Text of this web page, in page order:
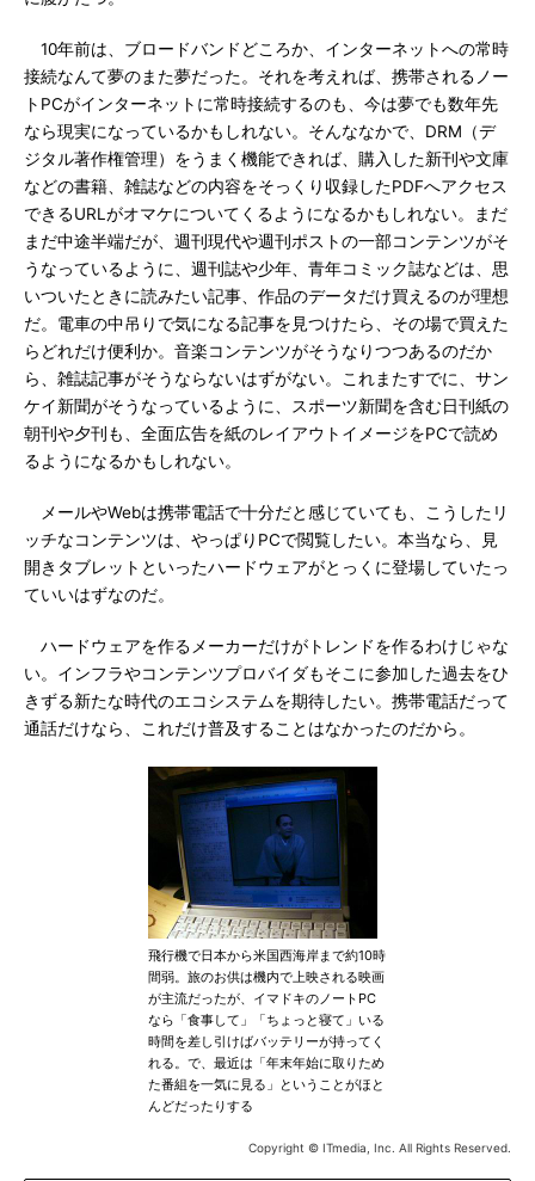
10年前は、ブロードバンドどころか、インターネットへの常時
接続なんて夢のまた夢だった。それを考えれば、携帯されるノー
トPCがインターネットに常時接続するのも、今は夢でも数年先
なら現実になっているかもしれない。そんななかで、DRM（デ
ジタル著作権管理）をうまく機能できれば、購入した新刊や文庫
などの書籍、雑誌などの内容をそっくり収録したPDFへアクセス
できるURLがオマケについてくるようになるかもしれない。まだ
まだ中途半端だが、週刊現代や週刊ポストの一部コンテンツがそ
うなっているように、週刊誌や少年、青年コミック誌などは、思
いついたときに読みたい記事、作品のデータだけ買えるのが理想
だ。電車の中吊りで気になる記事を見つけたら、その場で買えた
らどれだけ便利か。音楽コンテンツがそうなりつつあるのだか
ら、雑誌記事がそうならないはずがない。これまたすでに、サン
ケイ新聞がそうなっているように、スポーツ新聞を含む日刊紙の
朝刊や夕刊も、全面広告を紙のレイアウトイメージをPCで読め
るようになるかもしれない。
メールやWebは携帯電話で十分だと感じていても、こうしたリ
ッチなコンテンツは、やっぱりPCで閲覧したい。本当なら、見
開きタブレットといったハードウェアがとっくに登場していたっ
ていいはずなのだ。
ハードウェアを作るメーカーだけがトレンドを作るわけじゃな
い。インフラやコンテンツプロバイダもそこに参加した過去をひ
きずる新たな時代のエコシステムを期待したい。携帯電話だって
通話だけなら、これだけ普及することはなかったのだから。
飛行機で日本から米国西海岸まで約10時
間弱。旅のお供は機内で上映される映画
が主流だったが、イマドキのノートPC
なら「食事して」「ちょっと寝て」いる
時間を差し引けばバッテリーが持ってく
れる。で、最近は「年末年始に取りため
た番組を一気に見る」ということがほと
んどだったりする
Copyright © ITmedia, Inc. All Rights Reserved.